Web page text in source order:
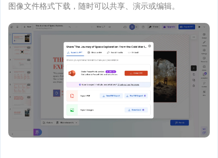
图像文件格式下载，随时可以共享、演示或编辑。